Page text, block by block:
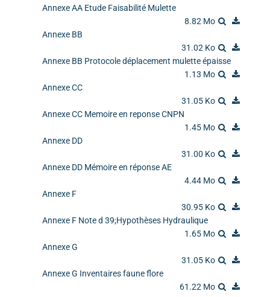
Annexe AA Etude Faisabilité Mulette
8.82 Mo
Annexe BB
31.02 Ko
Annexe BB Protocole déplacement mulette épaisse
1.13 Mo
Annexe CC
31.05 Ko
Annexe CC Memoire en reponse CNPN
1.45 Mo
Annexe DD
31.00 Ko
Annexe DD Mémoire en réponse AE
4.44 Mo
Annexe F
30.95 Ko
Annexe F Note d 39;Hypothèses Hydraulique
1.65 Mo
Annexe G
31.05 Ko
Annexe G Inventaires faune flore
61.22 Mo